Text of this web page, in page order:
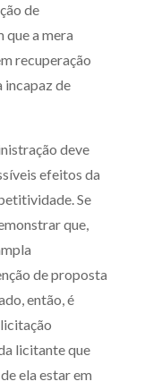
de
a mera
recuperação
incapaz de
deve
efeitos da
Se
que,
de proposta
então, é
licitante que
ela estar em